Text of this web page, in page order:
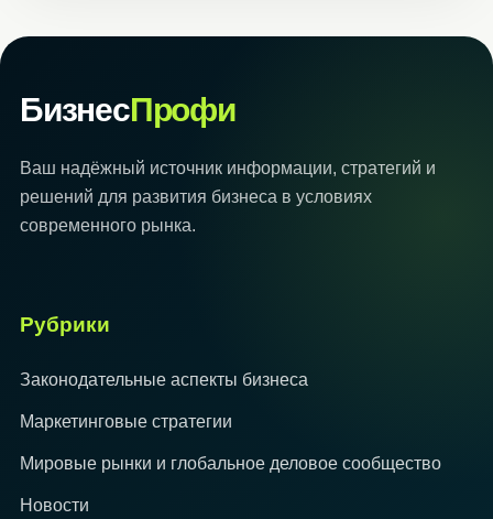
БизнесПрофи
Ваш надёжный источник информации, стратегий и
решений для развития бизнеса в условиях
современного рынка.
Рубрики
Законодательные аспекты бизнеса
Маркетинговые стратегии
Мировые рынки и глобальное деловое сообщество
Новости